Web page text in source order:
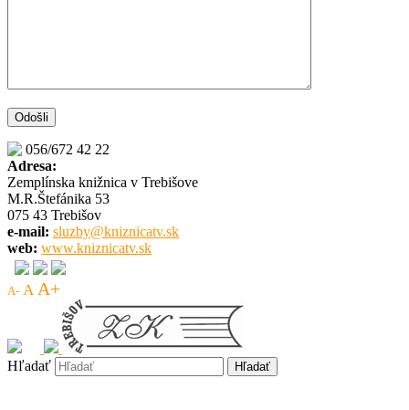
056/672 42 22
Adresa:
Zemplínska knižnica v Trebišove
M.R.Štefánika 53
075 43 Trebišov
e-mail: sluzby@kniznicatv.sk
web: www.kniznicatv.sk
A- A A+
Hľadať